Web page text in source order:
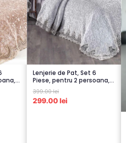
Lenjerie de Pat, Set 6
Piese, pentru 2 persoana,
GRI -1...
399.00 lei
299.00 lei